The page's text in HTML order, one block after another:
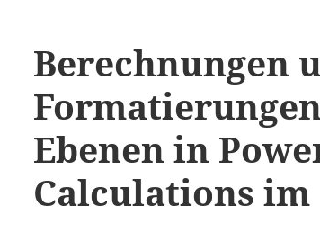
Berechnungen
Ebenen in
Calculations im